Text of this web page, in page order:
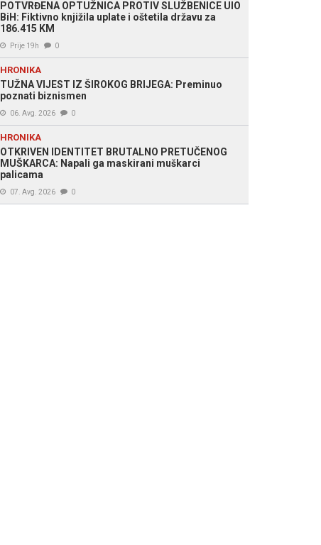
POTVRĐENA OPTUŽNICA PROTIV SLUŽBENICE UIO
BiH: Fiktivno knjižila uplate i oštetila državu za
186.415 KM
Prije 19h 0
HRONIKA
TUŽNA VIJEST IZ ŠIROKOG BRIJEGA: Preminuo
poznati biznismen
06. Avg. 2026 0
HRONIKA
OTKRIVEN IDENTITET BRUTALNO PRETUČENOG
MUŠKARCA: Napali ga maskirani muškarci
palicama
07. Avg. 2026 0